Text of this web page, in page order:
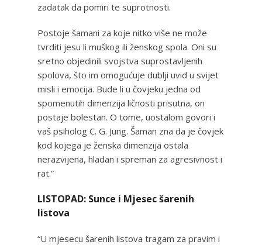
zadatak da pomiri te suprotnosti.
Postoje šamani za koje nitko više ne može
tvrditi jesu li muškog ili ženskog spola. Oni su
sretno objedinili svojstva suprostavljenih
spolova, što im omogućuje dublji uvid u svijet
misli i emocija. Bude li u čovjeku jedna od
spomenutih dimenzija ličnosti prisutna, on
postaje bolestan. O tome, uostalom govori i
vaš psiholog C. G. Jung. Šaman zna da je čovjek
kod kojega je ženska dimenzija ostala
nerazvijena, hladan i spreman za agresivnost i
rat.”
LISTOPAD: Sunce i Mjesec šarenih
listova
“U mjesecu šarenih listova tragam za pravim i